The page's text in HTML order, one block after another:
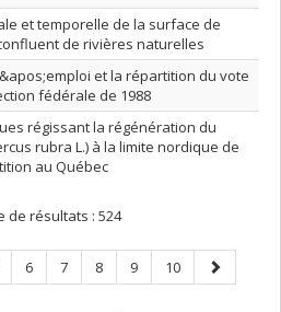
et temporelle de la surface de
de rivières naturelles
et la répartition du vote
fédérale de 1988
régissant la régénération du
rubra L.) à la limite nordique de
au Québec
de résultats : 524
Page
6 Page
7 Page
8 Page
9 Page
10
Page
suivante